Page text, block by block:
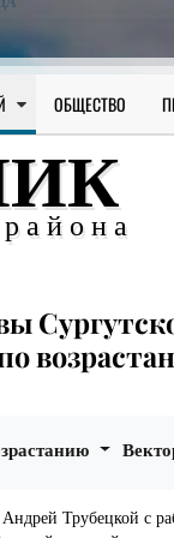
ОБЩЕСТВО
Андрей Трубецкой с